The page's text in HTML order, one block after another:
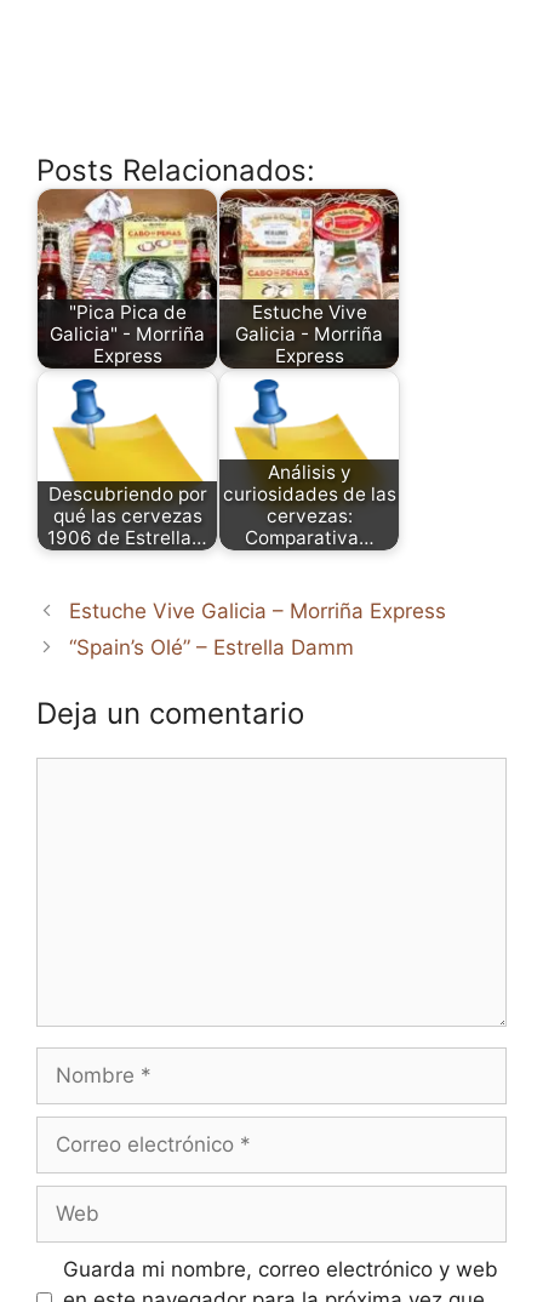
Posts Relacionados:
"Pica Pica de
Galicia" - Morriña
Express
Estuche Vive
Galicia - Morriña
Express
Descubriendo por
qué las cervezas
1906 de Estrella…
Análisis y
curiosidades de las
cervezas:
Comparativa…
Estuche Vive Galicia – Morriña Express
“Spain’s Olé” – Estrella Damm
Deja un comentario
electrónico
Guarda mi nombre, correo electrónico y web